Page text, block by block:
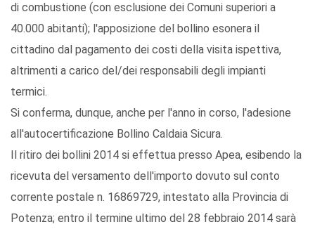
di combustione (con esclusione dei Comuni superiori a
40.000 abitanti); l'apposizione del bollino esonera il
cittadino dal pagamento dei costi della visita ispettiva,
altrimenti a carico del/dei responsabili degli impianti
termici.
Si conferma, dunque, anche per l'anno in corso, l'adesione
all'autocertificazione Bollino Caldaia Sicura.
Il ritiro dei bollini 2014 si effettua presso Apea, esibendo la
ricevuta del versamento dell'importo dovuto sul conto
corrente postale n. 16869729, intestato alla Provincia di
Potenza; entro il termine ultimo del 28 febbraio 2014 sarà